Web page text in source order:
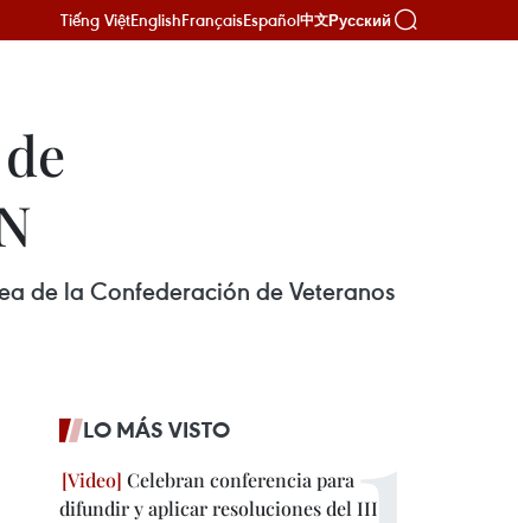
Tiếng ViệtEnglishFrançaisEspañol中文Русский
de la Confederación de Veteranos
LO MÁS VISTO
Celebran conferencia para
difundir y aplicar resoluciones del III